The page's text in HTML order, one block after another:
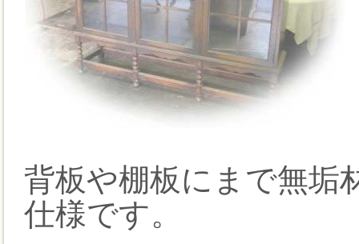
背板や棚板にまで無垢
仕様です。